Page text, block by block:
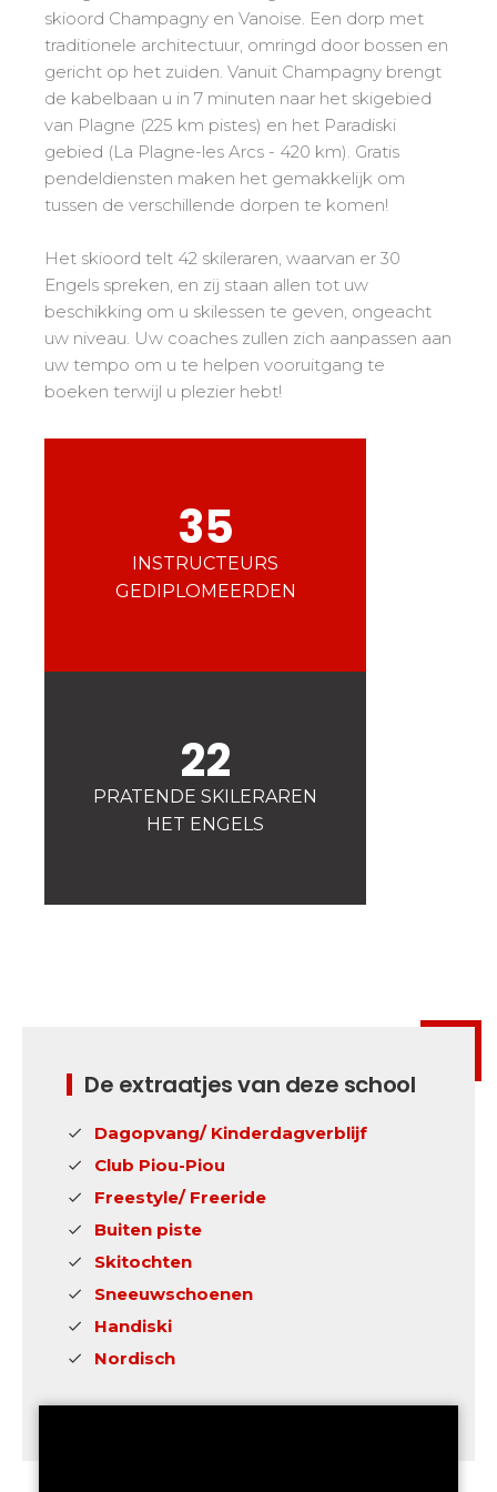
Savoie
Haute-Savoie 33
Isère 17
Zuiden van de Alpen
Massif Central 4
Pyreneeën 20
Jura
Vosges 4
Corsica 1
Vanaf de Kleine Beer tot de Gouden Ster
Tieners en volwassenen
Alle niveaus
Prestaties
Zij aa zij staan met concurrenten
Tests freestyle
Kinderen en tieners
Voor alle "riders"
Onze kwalificaties
Savoir-faire esf
Is voor ons een prioriteit!
Wedstrijden
Challenge des moniteurs
Nordic Skiercross
Les résultats par épreuves
Bank Slalom Boarder
Les résultats par épreuves
Qualification Stagiaires
Les résultats par épreuves
skioord Champagny en Vanoise. Een dorp met
traditionele architectuur, omringd door bossen en
gericht op het zuiden. Vanuit Champagny brengt
de kabelbaan u in 7 minuten naar het skigebied
van Plagne (225 km pistes) en het Paradiski
gebied (La Plagne-les Arcs - 420 km). Gratis
pendeldiensten maken het gemakkelijk om
tussen de verschillende dorpen te komen!
Het skioord telt 42 skileraren, waarvan er 30
Engels spreken, en zij staan allen tot uw
beschikking om u skilessen te geven, ongeacht
uw niveau. Uw coaches zullen zich aanpassen aan
uw tempo om u te helpen vooruitgang te
boeken terwijl u plezier hebt!
35
INSTRUCTEURS
GEDIPLOMEERDEN
22
PRATENDE SKILERAREN
HET ENGELS
De extraatjes van deze school
Dagopvang/ Kinderdagverblijf
Club Piou-Piou
Freestyle/ Freeride
Buiten piste
Skitochten
Sneeuwschoenen
Handiski
Nordisch